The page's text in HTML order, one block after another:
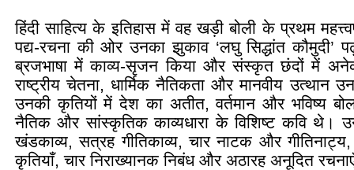
हिंदी साहित्य के इतिहास में वह खड़ी बोली के प्रथम
पद्य-रचना की ओर उनका झुकाव ‘लघु सिद्धांत
ब्रजभाषा में काव्य-सृजन किया और संस्कृत छंदों में
राष्ट्रीय चेतना, धार्मिक नैतिकता और मानवीय उत्थान
उनकी कृतियों में देश का अतीत, वर्तमान और भविष्य
नैतिक और सांस्कृतिक काव्यधारा के विशिष्ट कवि थे।
खंडकाव्य, सत्रह गीतिकाव्य, चार नाटक और
कृतियाँ, चार निराख्यानक निबंध और अठारह अनूदित